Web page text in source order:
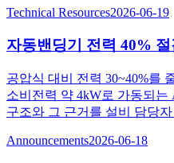
Technical Resources2026-06-19
자동밴딩기 전력 40%
공압식 대비 전력 30~40%를
소비전력 약 4kW로 가동되는
구조와 그 근거를 설비 담당
Announcements2026-06-18